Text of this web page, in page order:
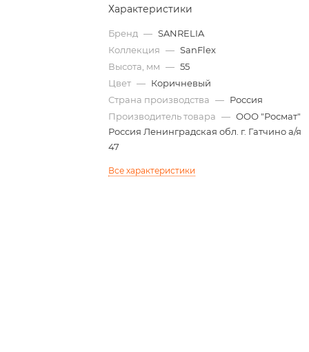
Характеристики
Бренд — SANRELIA
Коллекция — SanFlex
Высота, мм — 55
Цвет — Коричневый
Страна производства — Россия
Производитель товара — ООО "Росмат"
Россия Ленинградская обл. г. Гатчино а/я
47
Все характеристики